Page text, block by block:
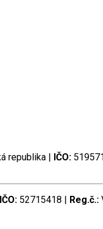
republika | IČO:
IČO: 52715418 | Reg.č.: